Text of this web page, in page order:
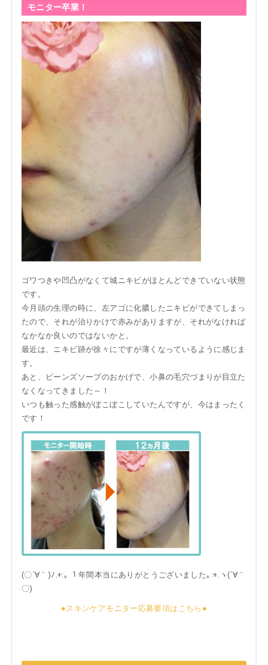
モニター卒業！
ゴワつきや凹凸がなくて城ニキビがほとんどできていない状態
です。
今月頭の生理の時に、左アゴに化膿したニキビができてしまっ
たので、それが治りかけで赤みがありますが、それがなければ
なかなか良いのではないかと。
最近は、ニキビ跡が徐々にですが薄くなっているように感じま
す。
あと、ビーンズソープのおかげで、小鼻の毛穴づまりが目立た
なくなってきました～！
いつも触った感触がぼこぼこしていたんですが、今はまったく
です！
(〇´∀｀)ﾉ.+:｡ １年間本当にありがとうございました｡:+.ヽ(´∀｀
〇)
●スキンケアモニター応募要項はこちら●